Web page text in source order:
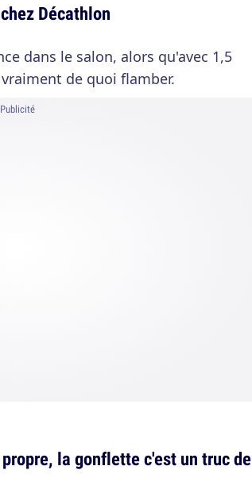
Décathlon
dans le salon, alors qu'avec 1,5
de quoi flamber.
Publicité
la gonflette c'est un truc de